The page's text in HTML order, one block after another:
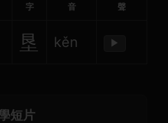
字
音
聲
垦 kěn ▶
短片